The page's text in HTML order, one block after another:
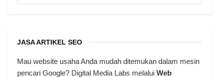
JASA ARTIKEL SEO
Mau website usaha Anda mudah ditemukan dalam mesin
pencari Google? Digital Media Labs melalui Web